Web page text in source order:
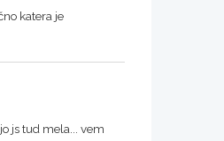
katera je
js tud mela... vem